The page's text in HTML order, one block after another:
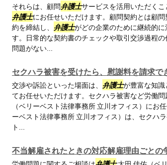
それらは、顧問弁護士サービスを活用いただく
弁護士にお任せいただけます。顧問契約とは顧問
約を締結し、 弁護士がどの企業のために継続的
す。日常的な契約書のチェックや取引交渉過程
問題がない...
セクハラ被害を受けたら、慰謝料を請求で
交渉や訴訟といった場面は、 弁護士が豊富な知
てお任せいただけます。セクハラ被害など労働
（ベリーベスト法律事務所 立川オフィス）にお
ーベスト法律事務所 立川オフィス）は、セクハ
ト...
不当解雇されたときの対応解雇理由ごとの